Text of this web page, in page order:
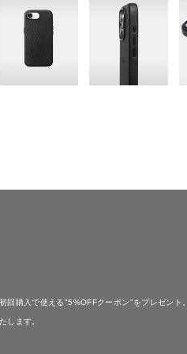
回購入で使える"5%OFFクーポン"をプレゼント。
します。